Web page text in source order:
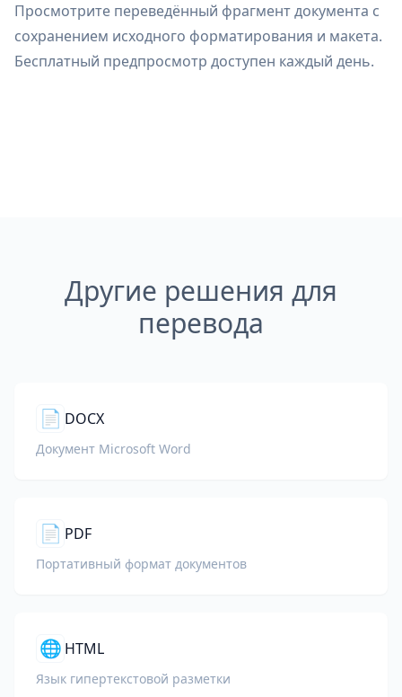
Просмотрите переведённый фрагмент документа с
сохранением исходного форматирования и макета.
Бесплатный предпросмотр доступен каждый день.
Другие решения для
перевода
📄 DOCX
Документ Microsoft Word
📄 PDF
Портативный формат документов
🌐 HTML
Язык гипертекстовой разметки